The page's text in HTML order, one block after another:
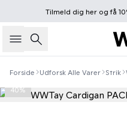
Tilmeld dig herog få
Søg
Forside Udforsk Alle Varer Strik
40%